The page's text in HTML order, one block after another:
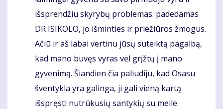
išsprendžiu skyrybų problemas. padedamas
DR ISIKOLO, jo išminties ir priežiūros žmogus.
Ačiū ir aš labai vertinu jūsų suteiktą pagalbą,
kad mano buvęs vyras vėl grįžtų į mano
gyvenimą. Šiandien čia paliudiju, kad Osasu
šventykla yra galinga, ji gali vieną kartą
išspręsti nutrūkusių santykių su meile